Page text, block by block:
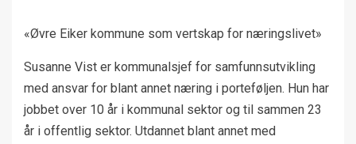
«Øvre Eiker kommune som vertskap for næringslivet»
Susanne Vist er kommunalsjef for samfunnsutvikling
med ansvar for blant annet næring i porteføljen. Hun har
jobbet over 10 år i kommunal sektor og til sammen 23
år i offentlig sektor. Utdannet blant annet med